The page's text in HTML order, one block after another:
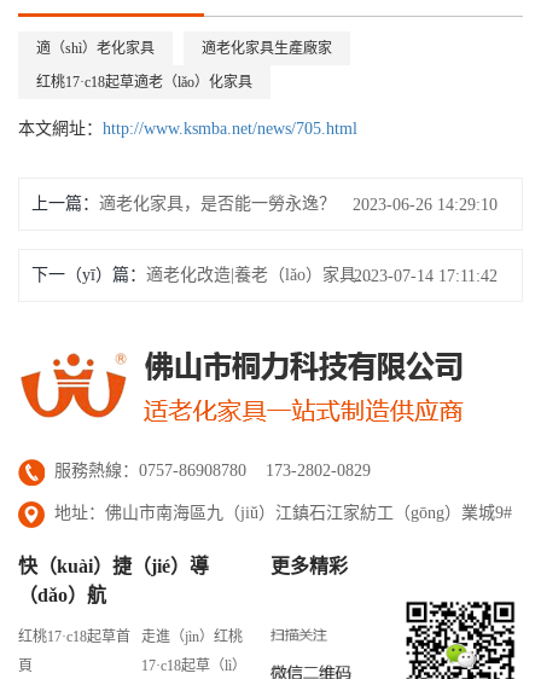
適（shì）老化家具
適老化家具生產廠家
红桃17·c18起草適老（lǎo）化家具
本文網址： http://www.ksmba.net/news/705.html
上一篇： 適老化家具，是否能一勞永逸？ 2023-06-26 14:29:10
下一（yī）篇： 適老化改造|養老（lǎo）家具（jù）-臥室篇
2023-07-14 17:11:42
服務熱線：0757-86908780 173-2802-0829
地址：佛山市南海區九（jiǔ）江鎮石江家紡工（gōng）業城9#
快（kuài）捷（jié）導
（dǎo）航
红桃17·c18起草首
頁
走進（jìn）红桃
17·c18起草（lì）
更多精彩